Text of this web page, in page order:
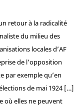
retour à la radicalité
du milieu des
locales d’AF
de l’opposition
par exemple qu’en
de mai 1924 […]
où elles ne peuvent